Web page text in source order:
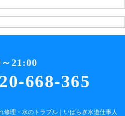
668-365
21:00
理・水のトラブル｜いばらぎ水道仕事人